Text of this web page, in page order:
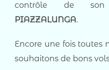
contrôle de
PIAZZALUNGA.
Encore une fois toutes
souhaitons de bons